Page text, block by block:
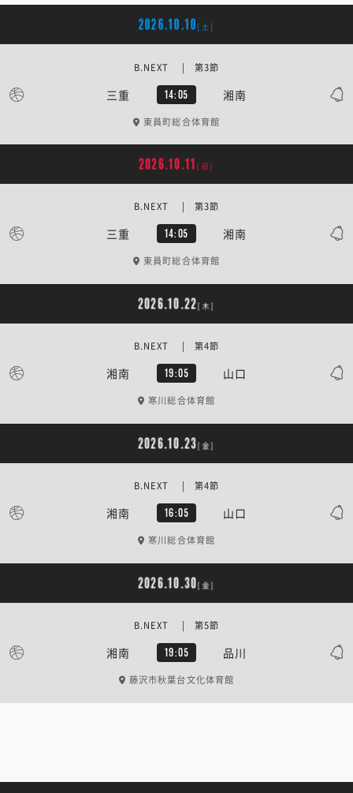
2026.10.10 [土]
三重 14:05 湘南
B.NEXT | 第3節
東員町総合体育館
2026.10.11 [日]
三重 14:05 湘南
B.NEXT | 第3節
東員町総合体育館
2026.10.22[木]
湘南 19:05 山口
B.NEXT | 第4節
寒川総合体育館
2026.10.23[金]
湘南 16:05 山口
B.NEXT | 第4節
寒川総合体育館
2026.10.30[金]
湘南 19:05 品川
B.NEXT | 第5節
藤沢市秋葉台文化体育館